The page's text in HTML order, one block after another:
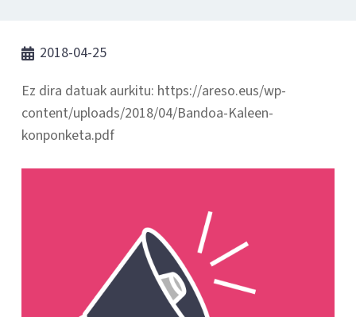
2018-04-25
Ez dira datuak aurkitu: https://areso.eus/wp-
content/uploads/2018/04/Bandoa-Kaleen-
konponketa.pdf